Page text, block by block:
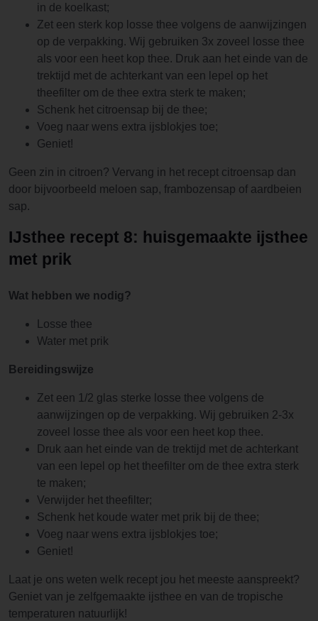
in de koelkast;
Zet een sterk kop losse thee volgens de aanwijzingen
op de verpakking. Wij gebruiken 3x zoveel losse thee
als voor een heet kop thee. Druk aan het einde van de
trektijd met de achterkant van een lepel op het
theefilter om de thee extra sterk te maken;
Schenk het citroensap bij de thee;
Voeg naar wens extra ijsblokjes toe;
Geniet!
Geen zin in citroen? Vervang in het recept citroensap dan
door bijvoorbeeld meloen sap, frambozensap of aardbeien
sap.
IJsthee recept 8: huisgemaakte ijsthee
met prik
Wat hebben we nodig?
Losse thee
Water met prik
Bereidingswijze
Zet een 1/2 glas sterke losse thee volgens de
aanwijzingen op de verpakking. Wij gebruiken 2-3x
zoveel losse thee als voor een heet kop thee.
Druk aan het einde van de trektijd met de achterkant
van een lepel op het theefilter om de thee extra sterk
te maken;
Verwijder het theefilter;
Schenk het koude water met prik bij de thee;
Voeg naar wens extra ijsblokjes toe;
Geniet!
Laat je ons weten welk recept jou het meeste aanspreekt?
Geniet van je zelfgemaakte ijsthee en van de tropische
temperaturen natuurlijk!